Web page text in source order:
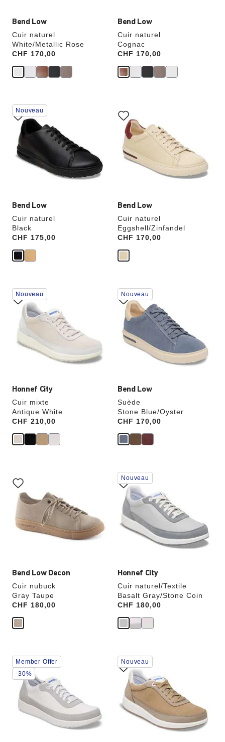
Bend Low
Cuir naturel
White/Metallic Rose
Price:
CHF 170,00
Bend Low
Cuir naturel
Cognac
Price:
CHF 170,00
Bend Low
Cuir naturel
Black
Price:
CHF 175,00
Cliquer
sur
les
échantillons
couleurs
modifiera
l’image
Nouveau
Bend Low
Cuir naturel
Eggshell/Zinfandel
Price:
CHF 170,00
sur
les
échantillons
couleurs
modifiera
Honnef City
Cuir mixte
Antique White
Price:
CHF 210,00
Cliquer
sur
les
échantillons
couleurs
modifiera
l’image
Nouveau
Bend Low
Suède
Stone Blue/Oyster
Price:
CHF 170,00
Cliquer
sur
les
échantillons
couleurs
modifiera
l’image
Nouveau
Bend Low Decon
Cuir nubuck
Gray Taupe
Price:
CHF 180,00
sur
les
échantillons
de
couleurs
modifiera
l’image
Honnef City
Cuir naturel/Textile
Basalt Gray/Stone Coin
Price:
CHF 180,00
Cliquer
sur
les
échantillons
couleurs
modifiera
l’image
Nouveau
Cliquer
sur
les
échantillons
couleurs
modifiera
l’image
Member Offer
-30%
Cliquer
sur
les
échantillons
couleurs
modifiera
l’image
Nouveau